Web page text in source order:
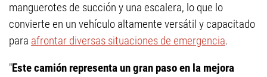
manguerotes de succión y una escalera, lo que lo
convierte en un vehículo altamente versátil y capacitado
para afrontar diversas situaciones de emergencia.
"Este camión representa un gran paso en la mejora